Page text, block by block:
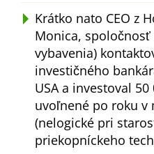
Krátko nato CEO z
Monica,
vybavenia)
investičného
USA a investoval
uvoľnené po roku v
(nelogické pri
priekopníckeho